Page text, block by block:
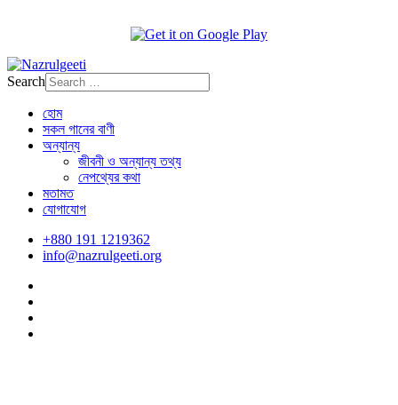
Search
হোম
সকল গানের বাণী
অন্যান্য
জীবনী ও অন্যান্য তথ্য
নেপথ্যের কথা
মতামত
যোগাযোগ
+880 191 1219362
info@nazrulgeeti.org